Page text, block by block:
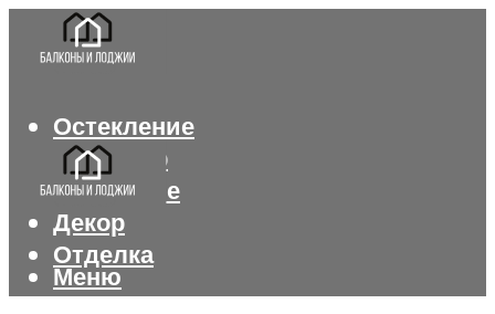
Остекление
Интерьер
Утепление
Декор
Отделка
Меню